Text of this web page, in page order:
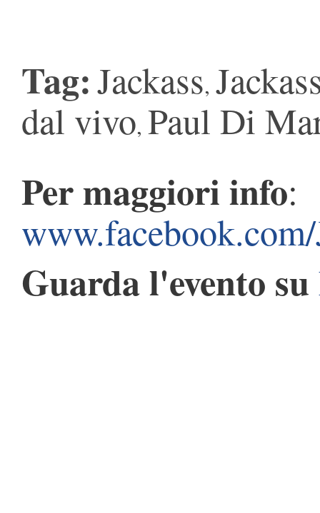
Tag:Jackass,
dal vivo, Paul Di
Per maggiori info:
Guarda l'evento su